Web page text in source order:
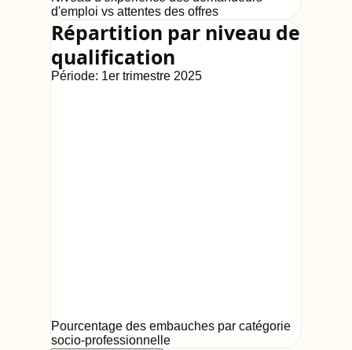
d'emploi vs attentes des offres
Répartition par niveau de
qualification
Période: 1er trimestre 2025
Pourcentage des embauches par catégorie
socio-professionnelle